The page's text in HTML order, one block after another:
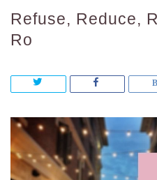
Refuse, Reduce,
Ro